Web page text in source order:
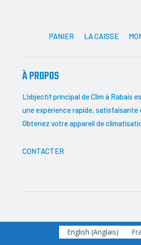
PANIER LA CAISSE
À PROPOS
L’objectif principal de Clim à Rabais
une expérience rapide, satisfaisante
Obtenez votre appareil de
CONTACTER
English (Anglais)